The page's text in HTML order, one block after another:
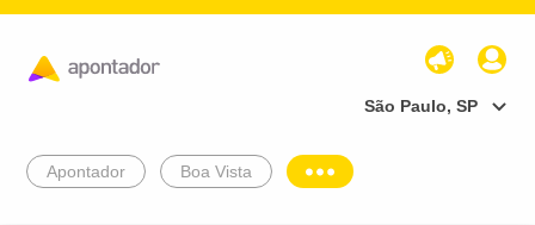
São Paulo, SP
Apontador Boa Vista